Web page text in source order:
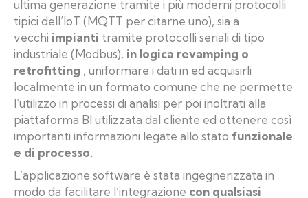
ultima generazione tramite i più moderni protocolli
tipici dell’IoT (MQTT per citarne uno), sia a
vecchi impianti tramite protocolli seriali di tipo
industriale (Modbus), in logica revamping o
retrofitting , uniformare i dati in ed acquisirli
localmente in un formato comune che ne permette
l’utilizzo in processi di analisi per poi inoltrati alla
piattaforma BI utilizzata dal cliente ed ottenere così
importanti informazioni legate allo stato funzionale
e di processo.
L’applicazione software è stata ingegnerizzata in
modo da facilitare l’integrazione con qualsiasi